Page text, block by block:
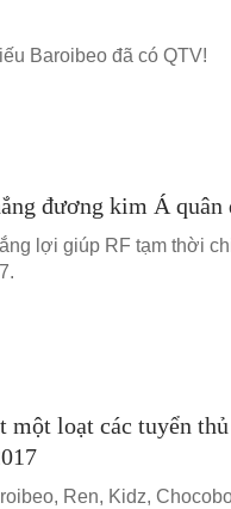
Baroibeo đã có QTV!
đương kim Á quân
lợi giúp RF tạm thời
loạt các tuyển
Ren, Kidz,